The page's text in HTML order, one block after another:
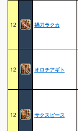
12 禍刀ラクカ
12 オロチアギト
12 サクスピース